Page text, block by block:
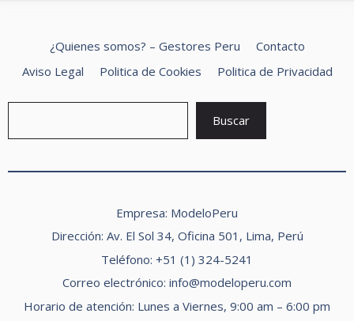
¿Quienes somos? – Gestores Peru
Contacto
Aviso Legal
Politica de Cookies Politica de Privacidad
Buscar
Empresa: ModeloPeru
Dirección: Av. El Sol 34, Oficina 501, Lima, Perú
Teléfono: +51 (1) 324-5241
Correo electrónico: info@modeloperu.com
Horario de atención: Lunes a Viernes, 9:00 am – 6:00 pm